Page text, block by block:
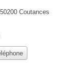
Coutances